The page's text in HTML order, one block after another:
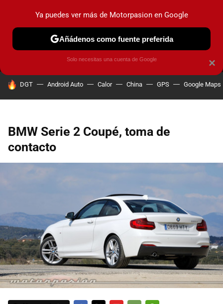
MENÚ NUEVO
COCHES ELÉCTRICOS OBSERVATORIO
HOY SE HABLA DE
DGT Android Auto Calor China GPS Google Maps
BMW Serie 2 Coupé, toma de
contacto
×
Ya puedes ver más de Motorpasion en Google
Añádenos como fuente preferida
Solo necesitas una cuenta de Google